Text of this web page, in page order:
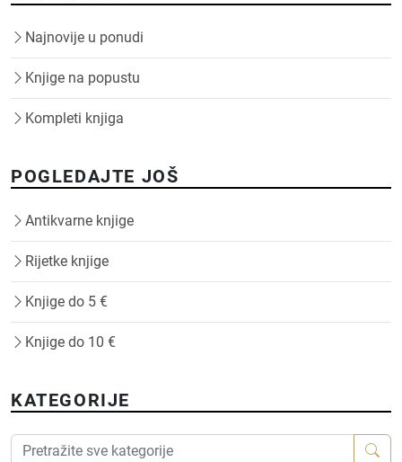
Najnovije u ponudi
Knjige na popustu
Kompleti knjiga
POGLEDAJTE JOŠ
Antikvarne knjige
Rijetke knjige
Knjige do 5 €
Knjige do 10 €
KATEGORIJE